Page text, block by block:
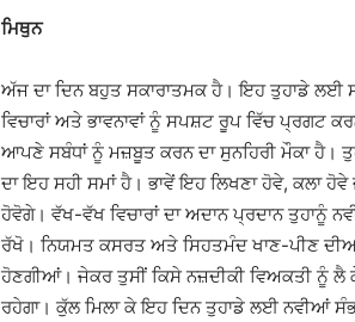
ਮਿਥੁਨ
ਅੱਜ ਦਾ ਦਿਨ ਬਹੁਤ ਸਕਾਰਾਤਮਕ ਹੈ। ਇਹ ਤੁਹਾਡੇ
ਵਿਚਾਰਾਂ ਅਤੇ ਭਾਵਨਾਵਾਂ ਨੂੰ ਸਪਸ਼ਟ ਰੂਪ ਵਿੱਚ
ਆਪਣੇ ਸਬੰਧਾਂ ਨੂੰ ਮਜ਼ਬੂਤ ​​ਕਰਨ ਦਾ ਸੁਨਹਿਰੀ ਮੌਕਾ ਹੈ।
ਦਾ ਇਹ ਸਹੀ ਸਮਾਂ ਹੈ। ਭਾਵੇਂ ਇਹ ਲਿਖਣਾ ਹੋਵੇ, ਕਲਾ
ਹੋਵੋਗੇ। ਵੱਖ-ਵੱਖ ਵਿਚਾਰਾਂ ਦਾ ਅਦਾਨ ਪ੍ਰਦਾਨ ਤੁਹਾਨੂੰ
ਰੱਖੋ। ਨਿਯਮਤ ਕਸਰਤ ਅਤੇ ਸਿਹਤਮੰਦ ਖਾਣ-ਪੀਣ
ਹੋਣਗੀਆਂ। ਜੇਕਰ ਤੁਸੀਂ ਕਿਸੇ ਨਜ਼ਦੀਕੀ ਵਿਅਕਤੀ ਨੂੰ ਲੈ
ਰਹੇਗਾ। ਕੁੱਲ ਮਿਲਾ ਕੇ ਇਹ ਦਿਨ ਤੁਹਾਡੇ ਲਈ ਨਵੀਆਂ